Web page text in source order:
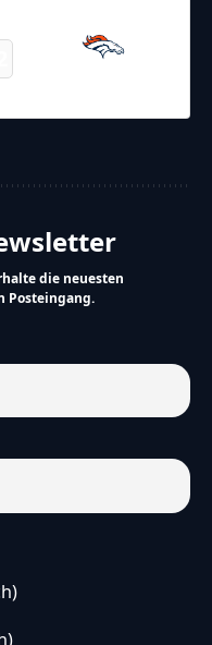
die neuesten
Posteingang.